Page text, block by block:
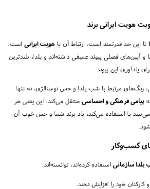
هویت ایرانی برند
تا این حد قدرتمند است، ارتباط آن با هویت ایرانی است.
و آیین‌های فصلی پیوند عمیقی داشته‌اند و یلدا، بلندترین
این پیوند.
رنگ‌های مرتبط با شب یلدا و حس نوستالژی، نه تنها
پیامی فرهنگی و احساسی منتقل می‌کند. این یعنی هر
یا استفاده می‌کند، یاد برند شما و حس خوب آن
کسب‌وکار
سازمانی استفاده کرده‌اند، توانسته‌اند:
کارکنان خود را افزایش دهند.